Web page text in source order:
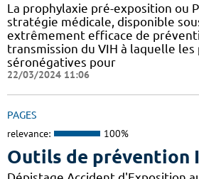
La prophylaxie pré-exposition ou
stratégie médicale, disponible
extrêmement efficace de
transmission du VIH à laquelle les
séronégatives pour
22/03/2024 11:06
PAGES
relevance: 100%
Outils de prévention